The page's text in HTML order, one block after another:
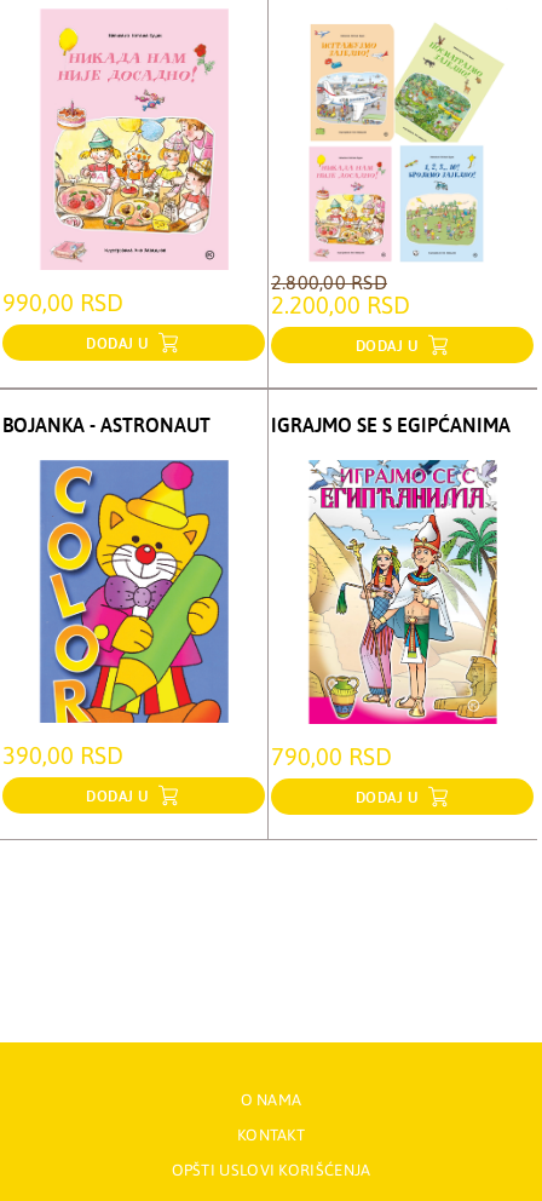
990,00 RSD
DODAJ U
2.800,00 RSD
2.200,00 RSD
DODAJ U
BOJANKA - ASTRONAUT
390,00 RSD
DODAJ U
IGRAJMO SE S EGIPĆANIMA
790,00 RSD
DODAJ U
O NAMA
KONTAKT
OPŠTI USLOVI KORIŠĆENJA